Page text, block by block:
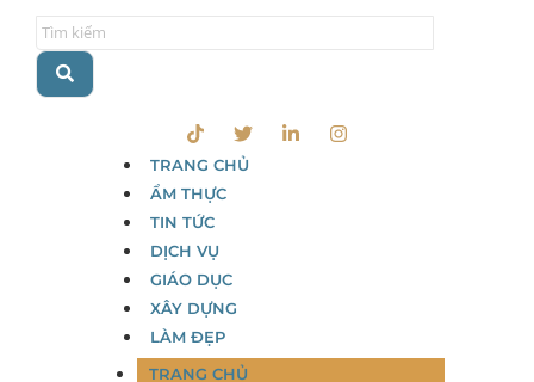
TRANG CHỦ
ẨM THỰC
TIN TỨC
DỊCH VỤ
GIÁO DỤC
XÂY DỰNG
LÀM ĐẸP
TRANG CHỦ